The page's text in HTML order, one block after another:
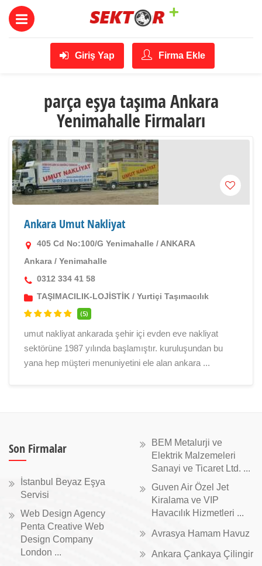
Giriş Yap Firma Ekle
parça eşya taşıma Ankara
Yenimahalle Firmaları
Ankara Umut Nakliyat
405 Cd No:100/G Yenimahalle / ANKARA
Ankara / Yenimahalle
0312 334 41 58
TAŞIMACILIK-LOJİSTİK / Yurtiçi Taşımacılık
(5)
umut nakliyat ankarada şehir içi evden eve nakliyat
sektörüne 1987 yılında başlamıştır. kuruluşundan bu
yana hep müşteri menuniyetini ele alan ankara ...
Son Firmalar
İstanbul Beyaz Eşya
Servisi
Web Design Agency
Penta Creative Web
Design Company
London ...
BEM Metalurji ve
Elektrik Malzemeleri
Sanayi ve Ticaret Ltd. ...
Guven Air Özel Jet
Kiralama ve VIP
Havacılık Hizmetleri ...
Avrasya Hamam Havuz
Ankara Çankaya Çilingir